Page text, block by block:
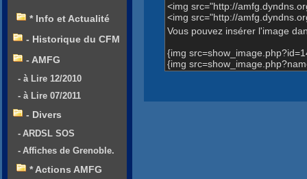
<img src="http://
<img src="http://
Vous pouvez insérer l'image
{img
{img
* Info et Actualité
- Historique du CFM
- AMFG
- à Lire 12/2010
- à Lire 07/2011
- Divers
- ARDSL SOS
- Affiches de Grenoble.
* Actions AMFG